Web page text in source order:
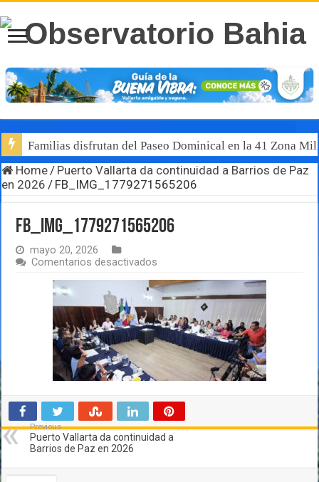
Familias disfrutan del Paseo Dominical en la 41 Zona
Home/ Puerto Vallarta da continuidad a Barrios de Paz
en 2026 / FB_IMG_1779271565206
FB_IMG_1779271565206
mayo 20, 2026
Comentarios desactivados
Previous
Puerto Vallarta da continuidad a
Barrios de Paz en 2026